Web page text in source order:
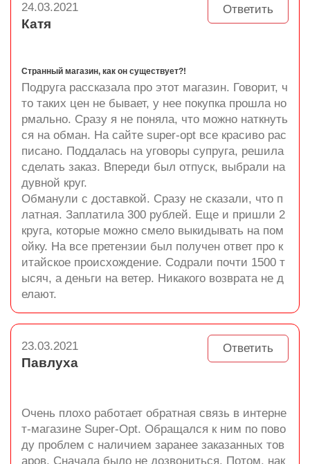
Ответить
24.03.2021
Катя
Странный магазин, как он существует?!
Подруга рассказала про этот магазин. Говорит, ч
то таких цен не бывает, у нее покупка прошла но
рмально. Сразу я не поняла, что можно наткнуть
ся на обман. На сайте super-opt все красиво рас
писано. Поддалась на уговоры супруга, решила
сделать заказ. Впереди был отпуск, выбрали на
дувной круг.
Обманули с доставкой. Сразу не сказали, что п
латная. Заплатила 300 рублей. Еще и пришли 2
круга, которые можно смело выкидывать на пом
ойку. На все претензии был получен ответ про к
итайское происхождение. Содрали почти 1500 т
ысяч, а деньги на ветер. Никакого возврата не д
елают.
Ответить
23.03.2021
Павлуха
Очень плохо работает обратная связь в интерне
т-магазине Super-Opt. Обращался к ним по пово
ду проблем с наличием заранее заказанных тов
аров. Сначала было не дозвониться. Потом, нак